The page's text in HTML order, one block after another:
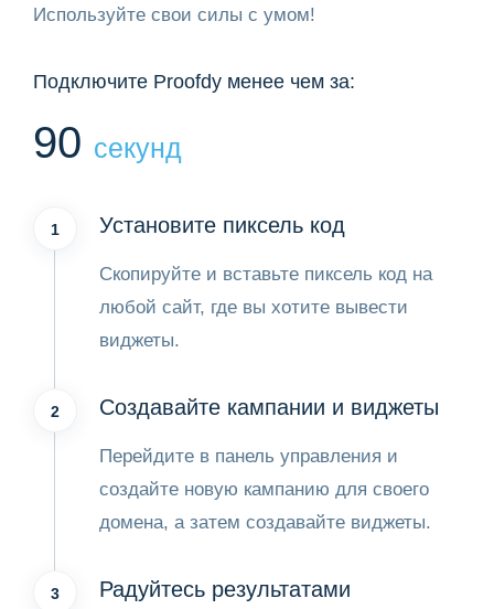
Используйте свои силы с умом!
Подключите Proofdy менее чем за:
90 секунд
1 Установите пиксель код
Скопируйте и вставьте пиксель код на
любой сайт, где вы хотите вывести
виджеты.
2 Создавайте кампании и виджеты
Перейдите в панель управления и
создайте новую кампанию для своего
домена, а затем создавайте виджеты.
3 Радуйтесь результатами